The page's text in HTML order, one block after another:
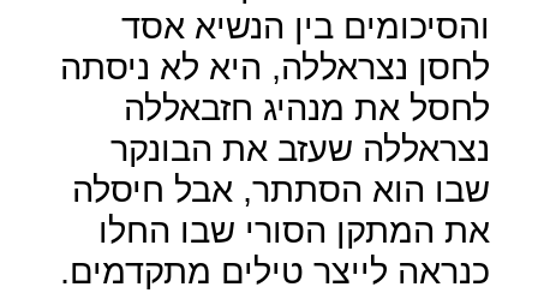
והסיכומים בין הנשיא אסד
לחסן נצראללה, היא לא ניסתה
לחסל את מנהיג חזבאללה
נצראללה שעזב את הבונקר
שבו הוא הסתתר, אבל חיסלה
את המתקן הסורי שבו החלו
כנראה לייצר טילים מתקדמים.